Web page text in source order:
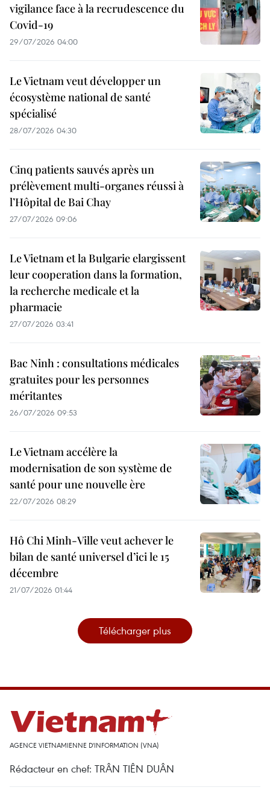
vigilance face à la recrudescence du
Covid-19
29/07/2026 04:00
Le Vietnam veut développer un
écosystème national de santé
spécialisé
28/07/2026 04:30
Cinq patients sauvés après un
prélèvement multi-organes réussi à
l’Hôpital de Bai Chay
27/07/2026 09:06
Le Vietnam et la Bulgarie elargissent
leur cooperation dans la formation,
la recherche medicale et la
pharmacie
27/07/2026 03:41
Bac Ninh : consultations médicales
gratuites pour les personnes
méritantes
26/07/2026 09:53
Le Vietnam accélère la
modernisation de son système de
santé pour une nouvelle ère
22/07/2026 08:29
Hô Chi Minh-Ville veut achever le
bilan de santé universel d’ici le 15
décembre
21/07/2026 01:44
Télécharger plus
AGENCE VIETNAMIENNE D'INFORMATION (VNA)
Rédacteur en chef: TRÂN TIÊN DUÂN